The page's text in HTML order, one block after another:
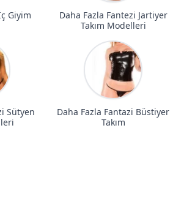
Giyim
Daha Fazla Fantezi Jartiyer
Takım Modelleri
Sütyen
Daha Fazla Fantazi Büstiyer
Takım